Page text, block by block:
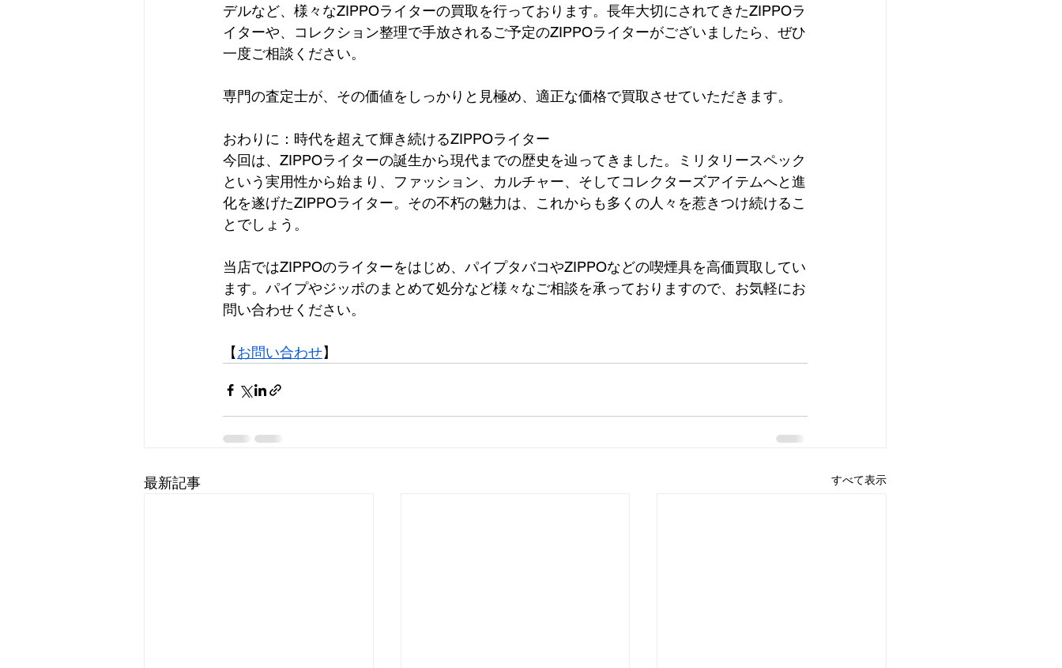
デルなど、様々なZIPPOライターの買取を行っております。長年大切にされてきたZIPPOラ
イターや、コレクション整理で手放されるご予定のZIPPOライターがございましたら、ぜひ
一度ご相談ください。
専門の査定士が、その価値をしっかりと見極め、適正な価格で買取させていただきます。
おわりに：時代を超えて輝き続けるZIPPOライター
今回は、ZIPPOライターの誕生から現代までの歴史を辿ってきました。ミリタリースペック
という実用性から始まり、ファッション、カルチャー、そしてコレクターズアイテムへと進
化を遂げたZIPPOライター。その不朽の魅力は、これからも多くの人々を惹きつけ続けるこ
とでしょう。
当店ではZIPPOのライターをはじめ、パイプタバコやZIPPOなどの喫煙具を高価買取してい
ます。パイプやジッポのまとめて処分など様々なご相談を承っておりますので、お気軽にお
問い合わせください。
【お問い合わせ】
最新記事 すべて表示